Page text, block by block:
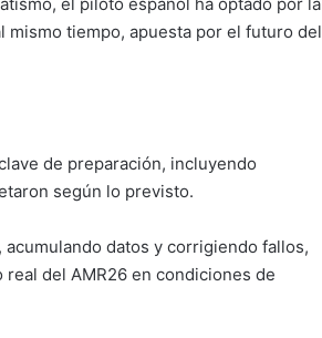
el piloto español ha optado por la
tiempo, apuesta por el futuro del
de preparación, incluyendo
según lo previsto.
datos y corrigiendo fallos,
del AMR26 en condiciones de